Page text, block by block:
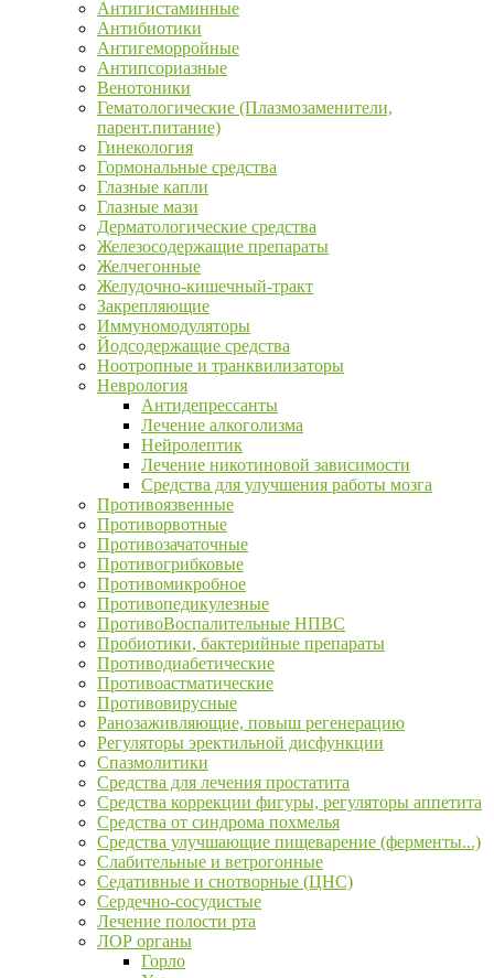
Антигистаминные
Антибиотики
Антигеморройные
Антипсориазные
Венотоники
Гематологические (Плазмозаменители,
парент.питание)
Гинекология
Гормональные средства
Глазные капли
Глазные мази
Дерматологические средства
Железосодержащие препараты
Желчегонные
Желудочно-кишечный-тракт
Закрепляющие
Иммуномодуляторы
Йодсодержащие средства
Ноотропные и транквилизаторы
Неврология
Антидепрессанты
Лечение алкоголизма
Нейролептик
Лечение никотиновой зависимости
Средства для улучшения работы мозга
Противоязвенные
Противорвотные
Противозачаточные
Противогрибковые
Противомикробное
Противопедикулезные
ПротивоВоспалительные НПВС
Пробиотики, бактерийные препараты
Противодиабетические
Противоастматические
Противовирусные
Ранозаживляющие, повыш регенерацию
Регуляторы эректильной дисфункции
Спазмолитики
Средства для лечения простатита
Средства коррекции фигуры, регуляторы аппетита
Средства от синдрома похмелья
Средства улучшающие пищеварение (ферменты...)
Слабительные и ветрогонные
Седативные и снотворные (ЦНС)
Сердечно-сосудистые
Лечение полости рта
ЛОР органы
Горло